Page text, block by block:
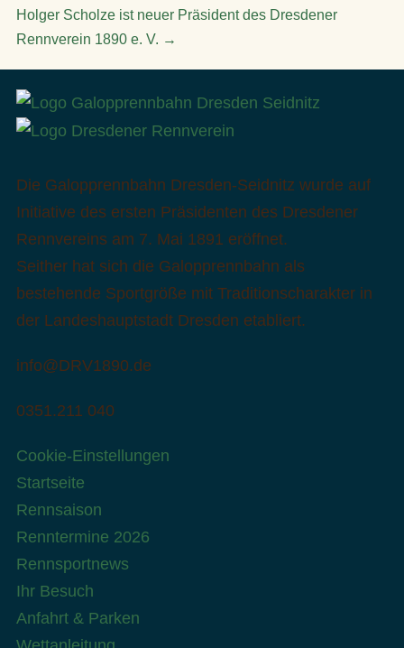
Holger Scholze ist neuer Präsident des Dresdener
Rennverein 1890 e. V. →
Die Galopprennbahn Dresden-Seidnitz wurde auf
Initiative des ersten Präsidenten des Dresdener
Rennvereins am 7. Mai 1891 eröffnet.
Seither hat sich die Galopprennbahn als
bestehende Sportgröße mit Traditionscharakter in
der Landeshauptstadt Dresden etabliert.
info@DRV1890.de
0351.211 040
Cookie-Einstellungen
Startseite
Rennsaison
Renntermine 2026
Rennsportnews
Ihr Besuch
Anfahrt & Parken